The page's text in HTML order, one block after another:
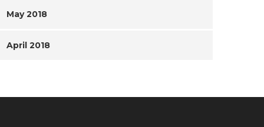
May 2018
April 2018